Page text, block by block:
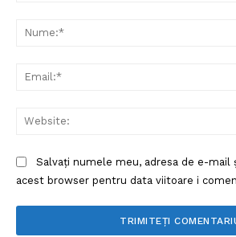
Salvați numele meu, adresa de e-mail
acest browser pentru data viitoare i